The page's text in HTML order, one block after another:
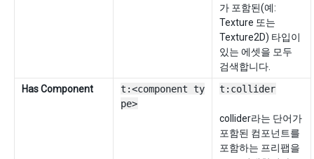
가 포함된(예:
Texture 또는
Texture2D) 타입이
있는 에셋을 모두
검색합니다.
Has Component
t:<component ty
pe>
t:collider
collider라는 단어가
포함된 컴포넌트를
포함하는 프리팹을